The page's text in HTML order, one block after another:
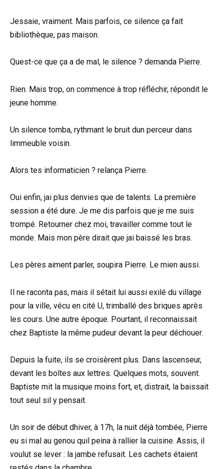
Jessaie, vraiment. Mais parfois, ce silence ça fait
bibliothèque, pas maison.
Quest-ce que ça a de mal, le silence ? demanda Pierre.
Rien. Mais trop, on commence à trop réfléchir, répondit le
jeune homme.
Un silence tomba, rythmant le bruit dun perceur dans
limmeuble voisin.
Alors tes informaticien ? relança Pierre.
Oui enfin, jai plus denvies que de talents. La première
session a été dure. Je me dis parfois que je me suis
trompé. Retourner chez moi, travailler comme tout le
monde. Mais mon père dirait que jai baissé les bras.
Les pères aiment parler, soupira Pierre. Le mien aussi.
Il ne raconta pas, mais il sétait lui aussi exilé du village
pour la ville, vécu en cité U, trimballé des briques après
les cours. Une autre époque. Pourtant, il reconnaissait
chez Baptiste la même pudeur devant la peur déchouer.
Depuis la fuite, ils se croisèrent plus. Dans lascenseur,
devant les boîtes aux lettres. Quelques mots, souvent.
Baptiste mit la musique moins fort, et, distrait, la baissait
tout seul sil y pensait.
Un soir de début dhiver, à 17h, la nuit déjà tombée, Pierre
eu si mal au genou quil peina à rallier la cuisine. Assis, il
voulut se lever : la jambe refusait. Les cachets étaient